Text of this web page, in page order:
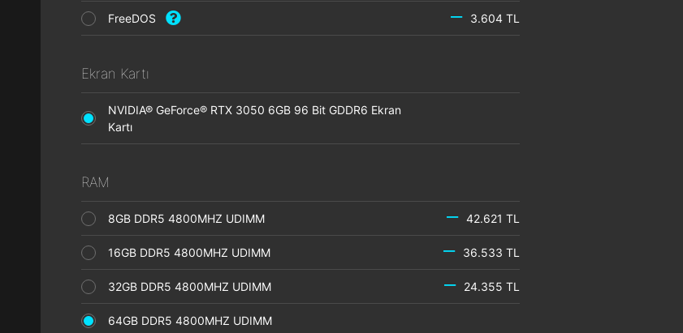
FreeDOS 3.604 TL
Ekran Kartı
NVIDIA® GeForce® RTX 3050 6GB 96 Bit GDDR6 Ekran
Kartı
RAM
8GB DDR5 4800MHZ UDIMM 42.621 TL
16GB DDR5 4800MHZ UDIMM 36.533 TL
32GB DDR5 4800MHZ UDIMM 24.355 TL
64GB DDR5 4800MHZ UDIMM